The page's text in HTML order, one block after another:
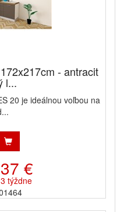
- antracit
l...
20 je ideálnou voľbou na
€
týždne